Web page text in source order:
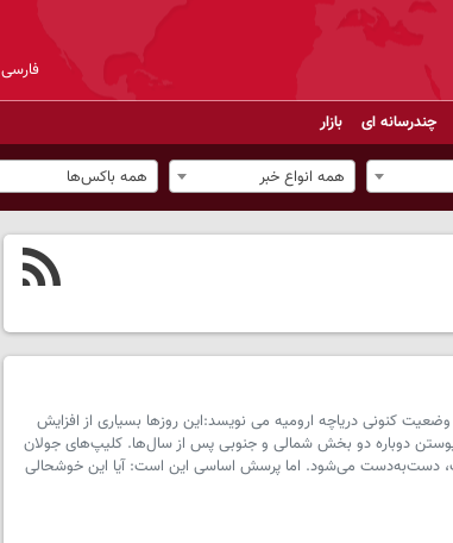
فارسی
چندرسانه ای بازار
همه انواع خبر همه باکس‌ها
کنونی دریاچه ارومیه می نویسد:این روزها بسیاری از افزایش
دوباره دو بخش شمالی و جنوبی پس از سال‌ها. کلیپ‌های جولان
دست‌به‌دست می‌شود. اما پرسش اساسی این است: آیا این خوشحالی